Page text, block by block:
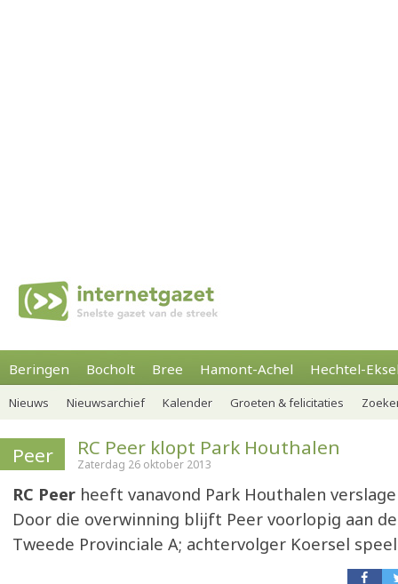
Beringen Bocholt Bree Hamont-Achel Hechtel-
Nieuws Nieuwsarchief Kalender Groeten & felicitaties
Peer RC Peer klopt Park Houthalen
Zaterdag 26 oktober 2013
RC Peer heeft vanavond Park Houthalen
Door die overwinning blijft Peer voorlopig aan
Tweede Provinciale A; achtervolger Koersel